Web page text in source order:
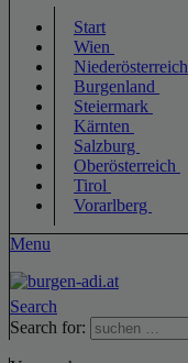
Start
Wien
Niederösterreich
Burgenland
Steiermark
Kärnten
Salzburg
Oberösterreich
Tirol
Vorarlberg
Menu
Search
Search for: